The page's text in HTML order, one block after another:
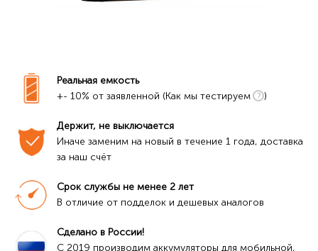
Реальная емкость
+- 10% от заявленной (Как мы тестируем
)
Держит, не выключается
Иначе заменим на новый в течение 1 года, доставка
за наш счёт
Срок службы не менее 2 лет
В отличие от подделок и дешевых аналогов
Сделано в России!
C 2019 производим аккумуляторы для мобильной,